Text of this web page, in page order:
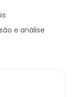
e análise